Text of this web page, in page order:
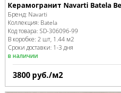
Керамогранит Navarti Batela
Бренд: Navarti
Коллекция: Batela
Код товара: SD-306096-99
В коробке: 2 шт, 1.44 м2
Сроки доставки: 1-3 дня
в наличии
3800 руб./м2